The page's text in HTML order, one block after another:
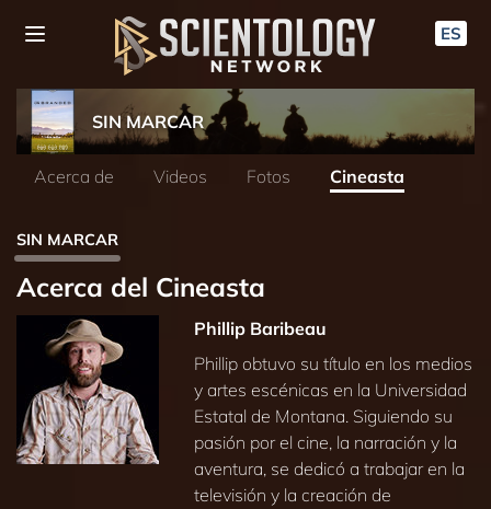
ES
SIN MARCAR
Acerca de Videos Fotos Cineasta
SIN MARCAR
Acerca del Cineasta
Phillip Baribeau
Phillip obtuvo su título en los medios
y artes escénicas en la Universidad
Estatal de Montana. Siguiendo su
pasión por el cine, la narración y la
aventura, se dedicó a trabajar en la
televisión y la creación de